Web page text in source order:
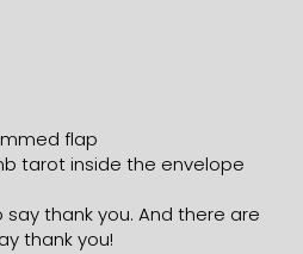
flap
tarot inside the envelope
thank you. And there are
thank you!